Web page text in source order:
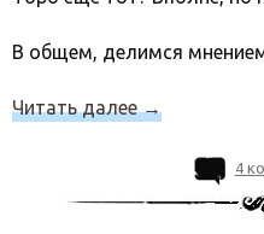
В общем, делимся
Читать далее→
4